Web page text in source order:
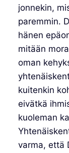
jonnekin,
paremmin.
hänen
mitään
oman
kuitenkin
eivätkä
kuoleman
varma, että